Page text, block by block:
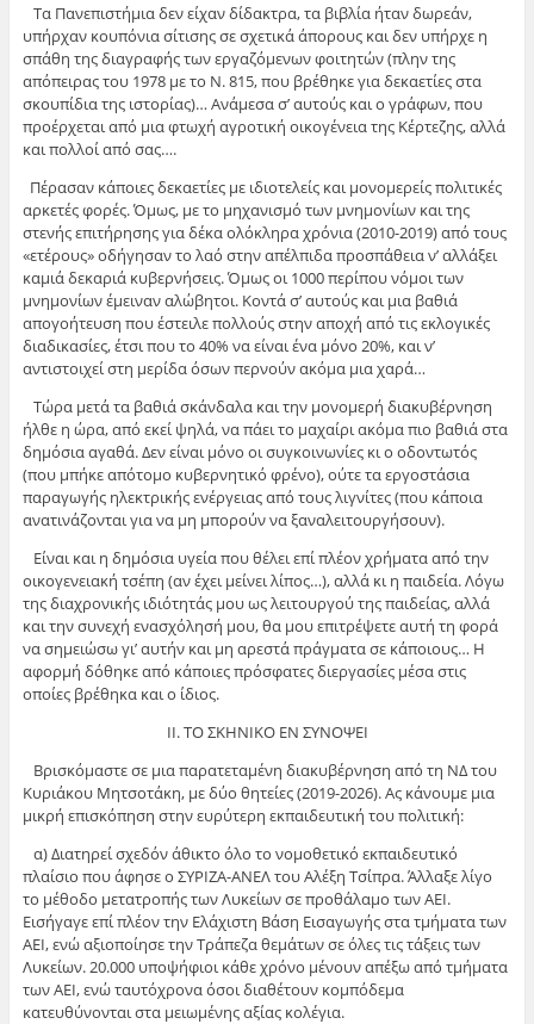
Τα Πανεπιστήμια δεν είχαν δίδακτρα, τα βιβλία ήταν δωρεάν,
υπήρχαν κουπόνια σίτισης σε σχετικά άπορους και δεν υπήρχε η
σπάθη της διαγραφής των εργαζόμενων φοιτητών (πλην της
απόπειρας του 1978 με το Ν. 815, που βρέθηκε για δεκαετίες στα
σκουπίδια της ιστορίας)… Ανάμεσα σ’ αυτούς και ο γράφων, που
προέρχεται από μια φτωχή αγροτική οικογένεια της Κέρτεζης, αλλά
και πολλοί από σας….
Πέρασαν κάποιες δεκαετίες με ιδιοτελείς και μονομερείς πολιτικές
αρκετές φορές. Όμως, με το μηχανισμό των μνημονίων και της
στενής επιτήρησης για δέκα ολόκληρα χρόνια (2010-2019) από τους
«ετέρους» οδήγησαν το λαό στην απέλπιδα προσπάθεια ν’ αλλάξει
καμιά δεκαριά κυβερνήσεις. Όμως οι 1000 περίπου νόμοι των
μνημονίων έμειναν αλώβητοι. Κοντά σ’ αυτούς και μια βαθιά
απογοήτευση που έστειλε πολλούς στην αποχή από τις εκλογικές
διαδικασίες, έτσι που το 40% να είναι ένα μόνο 20%, και ν’
αντιστοιχεί στη μερίδα όσων περνούν ακόμα μια χαρά…
Τώρα μετά τα βαθιά σκάνδαλα και την μονομερή διακυβέρνηση
ήλθε η ώρα, από εκεί ψηλά, να πάει το μαχαίρι ακόμα πιο βαθιά στα
δημόσια αγαθά. Δεν είναι μόνο οι συγκοινωνίες κι ο οδοντωτός
(που μπήκε απότομο κυβερνητικό φρένο), ούτε τα εργοστάσια
παραγωγής ηλεκτρικής ενέργειας από τους λιγνίτες (που κάποια
ανατινάζονται για να μη μπορούν να ξαναλειτουργήσουν).
Είναι και η δημόσια υγεία που θέλει επί πλέον χρήματα από την
οικογενειακή τσέπη (αν έχει μείνει λίπος…), αλλά κι η παιδεία. Λόγω
της διαχρονικής ιδιότητάς μου ως λειτουργού της παιδείας, αλλά
και την συνεχή ενασχόλησή μου, θα μου επιτρέψετε αυτή τη φορά
να σημειώσω γι’ αυτήν και μη αρεστά πράγματα σε κάποιους… Η
αφορμή δόθηκε από κάποιες πρόσφατες διεργασίες μέσα στις
οποίες βρέθηκα και ο ίδιος.
ΙΙ. ΤΟ ΣΚΗΝΙΚΟ ΕΝ ΣΥΝΟΨΕΙ
Βρισκόμαστε σε μια παρατεταμένη διακυβέρνηση από τη ΝΔ του
Κυριάκου Μητσοτάκη, με δύο θητείες (2019-2026). Ας κάνουμε μια
μικρή επισκόπηση στην ευρύτερη εκπαιδευτική του πολιτική:
α) Διατηρεί σχεδόν άθικτο όλο το νομοθετικό εκπαιδευτικό
πλαίσιο που άφησε ο ΣΥΡΙΖΑ-ΑΝΕΛ του Αλέξη Τσίπρα. Άλλαξε λίγο
το μέθοδο μετατροπής των Λυκείων σε προθάλαμο των ΑΕΙ.
Εισήγαγε επί πλέον την Ελάχιστη Βάση Εισαγωγής στα τμήματα των
ΑΕΙ, ενώ αξιοποίησε την Τράπεζα θεμάτων σε όλες τις τάξεις των
Λυκείων. 20.000 υποψήφιοι κάθε χρόνο μένουν απέξω από τμήματα
των ΑΕΙ, ενώ ταυτόχρονα όσοι διαθέτουν κομπόδεμα
κατευθύνονται στα μειωμένης αξίας κολέγια.